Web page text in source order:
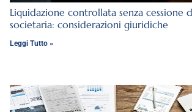
Liquidazione controllata senza cessione
societaria: considerazioni giuridiche
Leggi Tutto »